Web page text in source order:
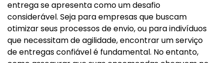
entrega se apresenta como um desafio
considerável. Seja para empresas que buscam
otimizar seus processos de envio, ou para indivíduos
que necessitam de agilidade, encontrar um serviço
de entregas confiável é fundamental. No entanto,